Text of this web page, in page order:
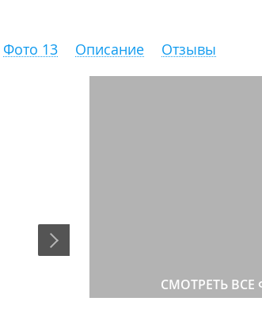
Фото 13 Описание Отзывы
СМОТРЕТЬ ВСЕ